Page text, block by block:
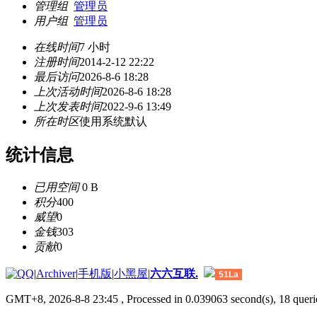
管理组 管理员
用户组 管理员
在线时间7 小时
注册时间2014-2-12 22:22
最后访问2026-8-6 18:28
上次活动时间2026-8-6 18:28
上次发表时间2022-9-6 13:49
所在时区使用系统默认
统计信息
已用空间0 B
积分400
威望0
金钱303
贡献0
|Archiver|手机版|小黑屋|六六互联. 51La
GMT+8, 2026-8-8 23:45 , Processed in 0.039063 second(s), 18